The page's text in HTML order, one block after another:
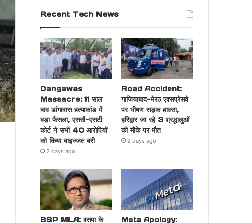
Recent Tech News
Dangawas
Massacre: 11 साल
बाद डांगावास हत्याकांड में
बड़ा फैसला, एससी-एसटी
कोर्ट ने सभी 40 आरोपियों
को किया बाइज्जत बरी
2 days ago
Road Accident:
गाजियाबाद-मेरठ एक्सप्रेसवे
पर भीषण सड़क हादसा,
हरिद्वार जा रहे 3 श्रद्धालुओं
की मौके पर मौत
2 days ago
BSP MLA: बसपा के
Meta Apology: